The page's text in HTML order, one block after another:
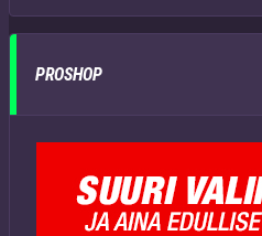
PROSHOP